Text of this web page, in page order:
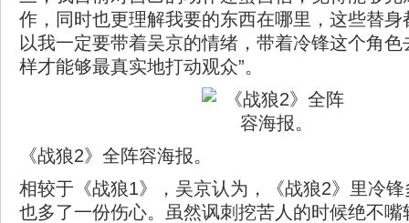
作，同时也更理解我要的东西在哪里，这些替身
以我一定要带着吴京的情绪，带着冷锋这个角
样才能够最真实地打动观众”。
《战狼2》全阵容海报。
相较于《战狼1》，吴京认为，《战狼2》里冷
也多了一份伤心。虽然讽刺挖苦人的时候绝不嘴